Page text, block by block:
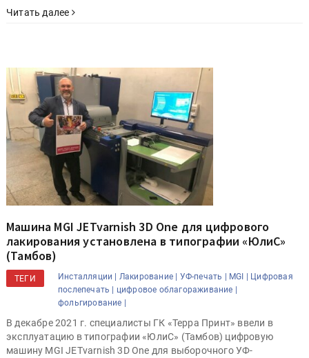
Читать далее
Машина MGI JETvarnish 3D One для цифрового
лакирования установлена в типографии «ЮлиС»
(Тамбов)
ТЕГИ Инсталляции | Лакирование | УФ-печать | MGI |
Цифровая
послепечать |
цифровое облагораживание |
фольгирование |
В декабре 2021 г. специалисты ГК «Терра Принт» ввели в
эксплуатацию в типографии «ЮлиС» (Тамбов) цифровую
машину MGI JETvarnish 3D One для выборочного УФ-